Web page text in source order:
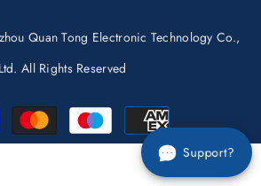
Support?
Quan Tong Electronic Technology Co.,
Ltd. All Rights Reserved
Métodos
de